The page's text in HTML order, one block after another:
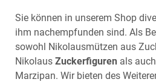
Sie können in unserem Shop
ihm nachempfunden sind. Als
sowohl Nikolausmützen aus
Nikolaus Zuckerfiguren als auch
Marzipan. Wir bieten des